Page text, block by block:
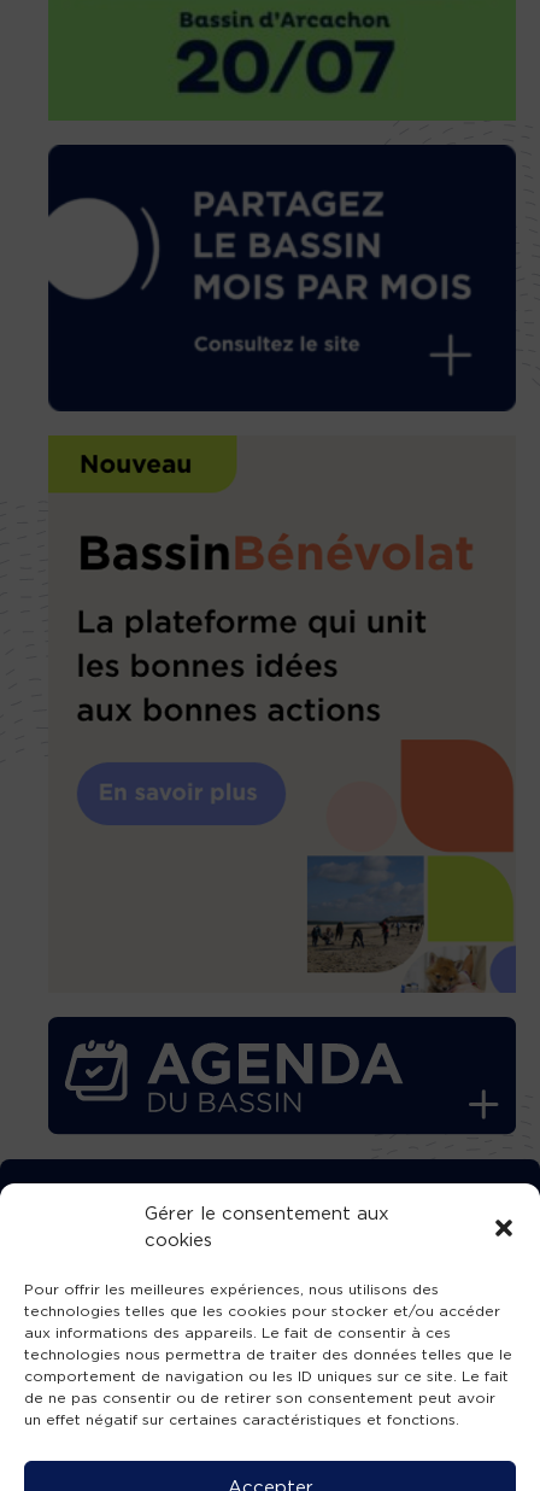
Gérer le consentement aux
cookies
Pour offrir les meilleures expériences, nous utilisons des
technologies telles que les cookies pour stocker et/ou accéder
aux informations des appareils. Le fait de consentir à ces
technologies nous permettra de traiter des données telles que le
comportement de navigation ou les ID uniques sur ce site. Le fait
de ne pas consentir ou de retirer son consentement peut avoir
un effet négatif sur certaines caractéristiques et fonctions.
Accepter
TÉLÉCHARGEZ GRATUITEMENT
L’APPLICATION TVBA !
SUIVEZ-NOUS !
Mentions légales -Accessibilité